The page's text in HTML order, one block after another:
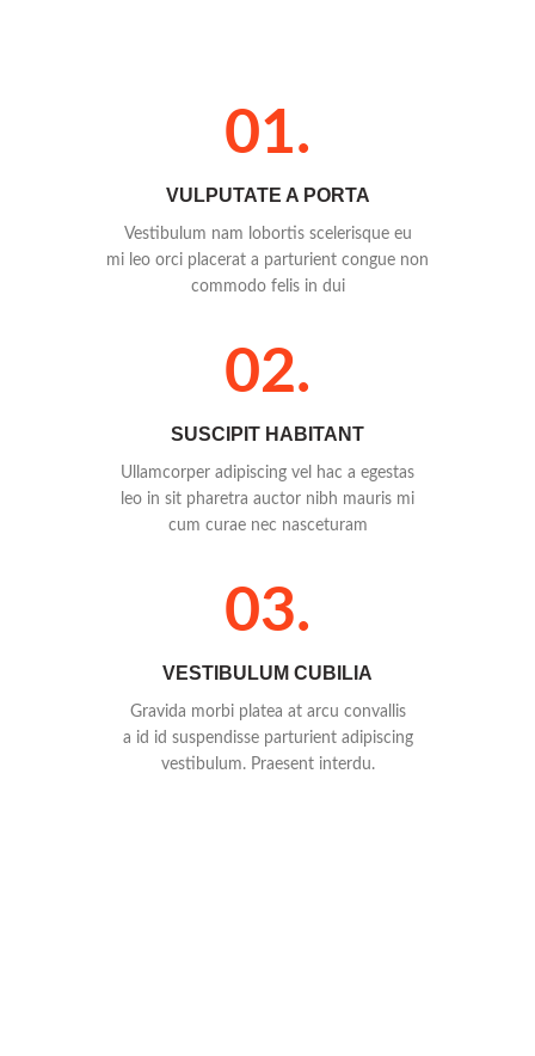
01.
VULPUTATE A PORTA
Vestibulum nam lobortis scelerisque eu
mi leo orci placerat a parturient congue non
commodo felis in dui
02.
SUSCIPIT HABITANT
Ullamcorper adipiscing vel hac a egestas
leo in sit pharetra auctor nibh mauris mi
cum curae nec nasceturam
03.
VESTIBULUM CUBILIA
Gravida morbi platea at arcu convallis
a id id suspendisse parturient adipiscing
vestibulum. Praesent interdu.